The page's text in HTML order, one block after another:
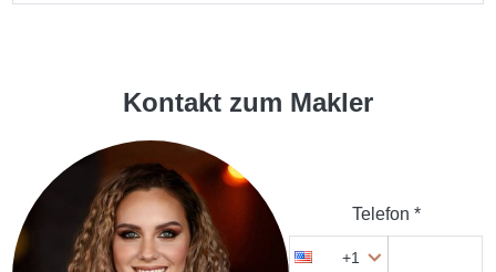
Kontakt zum Makler
Telefon *
+1